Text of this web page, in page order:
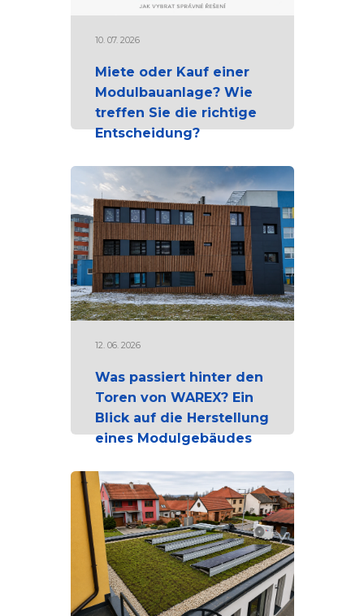
10. 07. 2026
Miete oder Kauf einer
Modulbauanlage? Wie
treffen Sie die richtige
Entscheidung?
12. 06. 2026
Was passiert hinter den
Toren von WAREX? Ein
Blick auf die Herstellung
eines Modulgebäudes